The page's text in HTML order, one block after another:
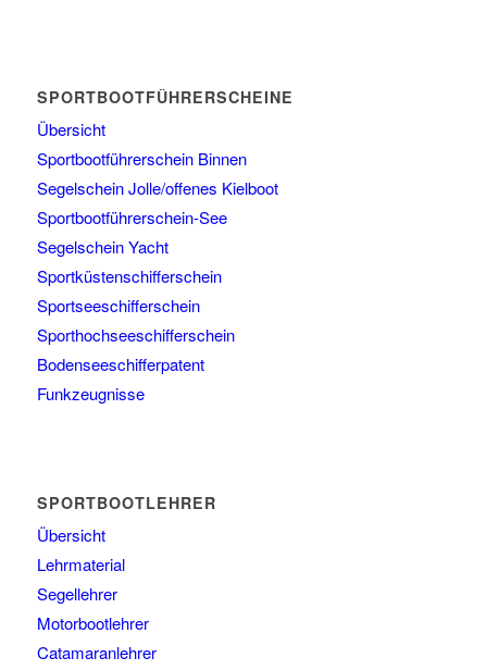
SPORTBOOTFÜHRERSCHEINE
Übersicht
Sportbootführerschein Binnen
Segelschein Jolle/offenes Kielboot
Sportbootführerschein-See
Segelschein Yacht
Sportküstenschifferschein
Sportseeschifferschein
Sporthochseeschifferschein
Bodenseeschifferpatent
Funkzeugnisse
SPORTBOOTLEHRER
Übersicht
Lehrmaterial
Segellehrer
Motorbootlehrer
Catamaranlehrer